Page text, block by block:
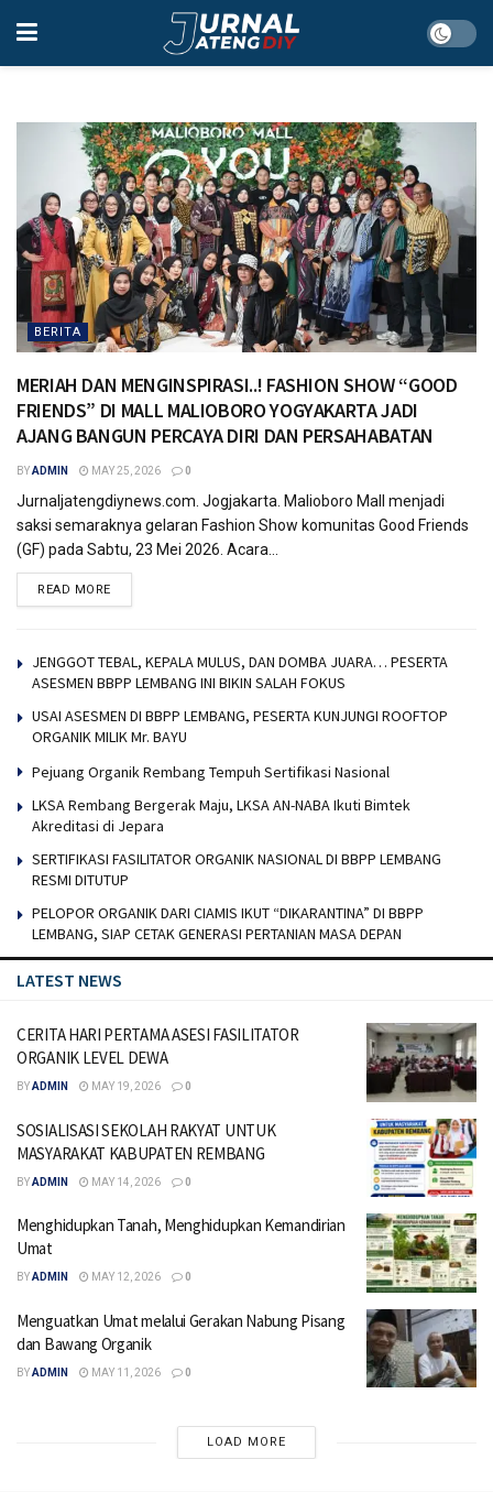
BERITA
MERIAH DAN MENGINSPIRASI..! FASHION SHOW “GOOD
FRIENDS” DI MALL MALIOBORO YOGYAKARTA JADI
AJANG BANGUN PERCAYA DIRI DAN PERSAHABATAN
BYADMIN MAY 25, 2026 0
Jurnaljatengdiynews.com. Jogjakarta. Malioboro Mall menjadi
saksi semaraknya gelaran Fashion Show komunitas Good Friends
(GF) pada Sabtu, 23 Mei 2026. Acara...
READ MORE
JENGGOT TEBAL, KEPALA MULUS, DAN DOMBA JUARA… PESERTA
ASESMEN BBPP LEMBANG INI BIKIN SALAH FOKUS
USAI ASESMEN DI BBPP LEMBANG, PESERTA KUNJUNGI ROOFTOP
ORGANIK MILIK Mr. BAYU
Pejuang Organik Rembang Tempuh Sertifikasi Nasional
LKSA Rembang Bergerak Maju, LKSA AN-NABA Ikuti Bimtek
Akreditasi di Jepara
SERTIFIKASI FASILITATOR ORGANIK NASIONAL DI BBPP LEMBANG
RESMI DITUTUP
PELOPOR ORGANIK DARI CIAMIS IKUT “DIKARANTINA” DI BBPP
LEMBANG, SIAP CETAK GENERASI PERTANIAN MASA DEPAN
LATEST NEWS
CERITA HARI PERTAMA ASESI FASILITATOR
ORGANIK LEVEL DEWA
BYADMIN MAY 19, 2026 0
SOSIALISASI SEKOLAH RAKYAT UNTUK
MASYARAKAT KABUPATEN REMBANG
BYADMIN MAY 14, 2026 0
Menghidupkan Tanah, Menghidupkan Kemandirian
Umat
BYADMIN MAY 12, 2026 0
Menguatkan Umat melalui Gerakan Nabung Pisang
dan Bawang Organik
BYADMIN MAY 11, 2026 0
LOAD MORE